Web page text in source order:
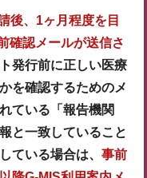
後、1ヶ月程度を目
確認メールが送信さ
発行前に正しい医療
を確認するためのメ
ている「報告機関
と一致していること
ている場合は、事前